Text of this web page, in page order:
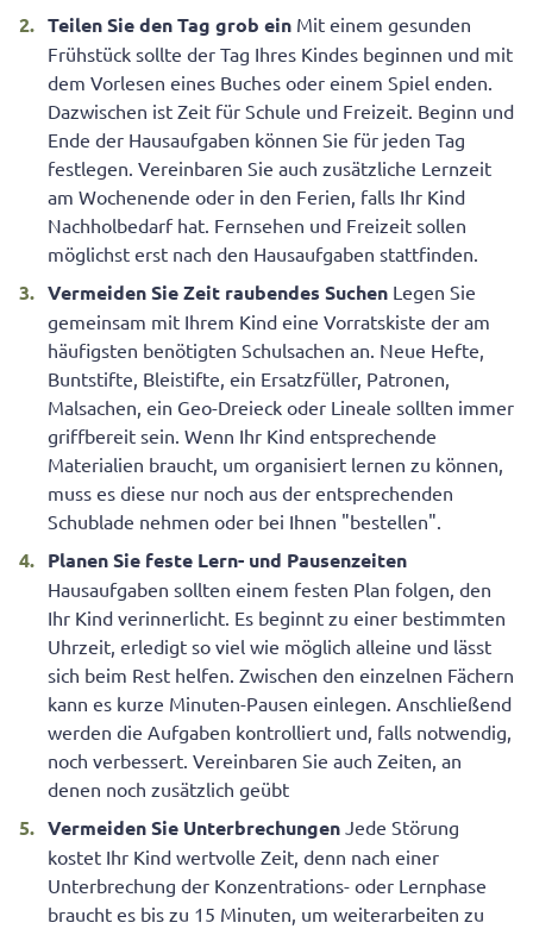
Teilen Sie den Tag grob ein Mit einem gesunden
Frühstück sollte der Tag Ihres Kindes beginnen und mit
dem Vorlesen eines Buches oder einem Spiel enden.
Dazwischen ist Zeit für Schule und Freizeit. Beginn und
Ende der Hausaufgaben können Sie für jeden Tag
festlegen. Vereinbaren Sie auch zusätzliche Lernzeit
am Wochenende oder in den Ferien, falls Ihr Kind
Nachholbedarf hat. Fernsehen und Freizeit sollen
möglichst erst nach den Hausaufgaben stattfinden.
Vermeiden Sie Zeit raubendes Suchen Legen Sie
gemeinsam mit Ihrem Kind eine Vorratskiste der am
häufigsten benötigten Schulsachen an. Neue Hefte,
Buntstifte, Bleistifte, ein Ersatzfüller, Patronen,
Malsachen, ein Geo-Dreieck oder Lineale sollten immer
griffbereit sein. Wenn Ihr Kind entsprechende
Materialien braucht, um organisiert lernen zu können,
muss es diese nur noch aus der entsprechenden
Schublade nehmen oder bei Ihnen "bestellen".
Planen Sie feste Lern- und Pausenzeiten
Hausaufgaben sollten einem festen Plan folgen, den
Ihr Kind verinnerlicht. Es beginnt zu einer bestimmten
Uhrzeit, erledigt so viel wie möglich alleine und lässt
sich beim Rest helfen. Zwischen den einzelnen Fächern
kann es kurze Minuten-Pausen einlegen. Anschließend
werden die Aufgaben kontrolliert und, falls notwendig,
noch verbessert. Vereinbaren Sie auch Zeiten, an
denen noch zusätzlich geübt
Vermeiden Sie Unterbrechungen Jede Störung
kostet Ihr Kind wertvolle Zeit, denn nach einer
Unterbrechung der Konzentrations- oder Lernphase
braucht es bis zu 15 Minuten, um weiterarbeiten zu